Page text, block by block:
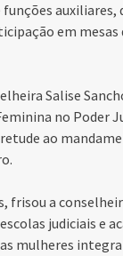
em
Salise
no Poder
ao
frisou a
judiciais e
mulheres